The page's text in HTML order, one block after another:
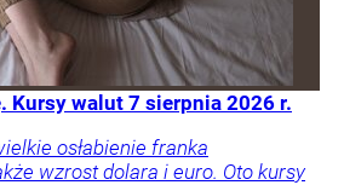
Kursy walut 7 sierpnia 2026 r.
osłabienie franka
wzrost dolara i euro. Oto kursy